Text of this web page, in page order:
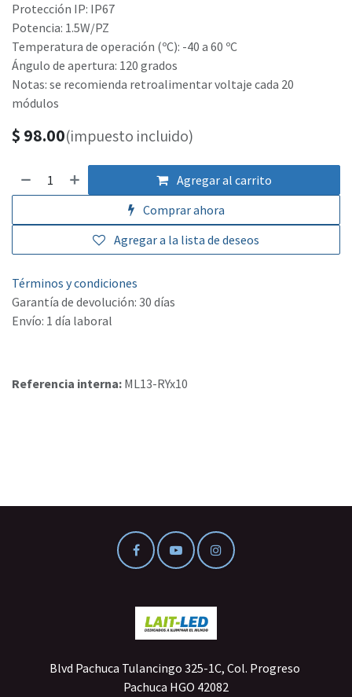
Protección IP: IP67
Potencia: 1.5W/PZ
Temperatura de operación (ºC): -40 a 60 ºC
Ángulo de apertura: 120 grados
Notas: se recomienda retroalimentar voltaje cada 20
módulos
$ 98.00(impuesto incluido)
Agregar al carrito
Comprar ahora
Agregar a la lista de deseos
Términos y condiciones
Garantía de devolución: 30 días
Envío: 1 día laboral
Referencia interna: ML13-RYx10
Blvd Pachuca Tulancingo 325-1C, Col. Progreso
Pachuca HGO 42082